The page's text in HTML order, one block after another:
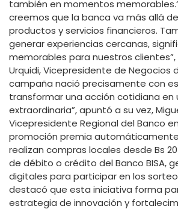
también en momentos
creemos que la banca va más allá
productos y servicios financieros.
generar experiencias cercanas,
memorables para nuestros clientes”,
Urquidi, Vicepresidente de Negocios
campaña nació precisamente con
transformar una acción cotidiana en
extraordinaria”, apuntó a su vez,
Vicepresidente Regional del Banco
promoción premia
realizan compras locales desde Bs
de débito o crédito del Banco BISA,
digitales para participar en los
destacó que esta iniciativa forma
estrategia de innovación y